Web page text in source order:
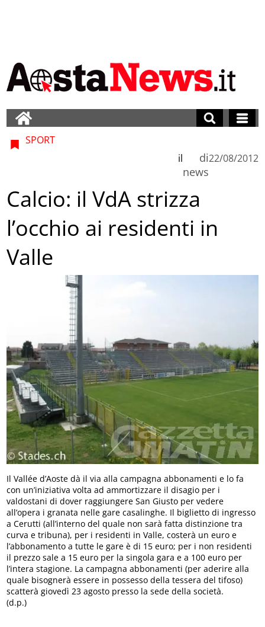
SPORT
di
news
il 22/08/2012
Calcio: il VdA strizza
l’occhio ai residenti in
Valle
Il Vallée d’Aoste dà il via alla campagna abbonamenti e lo fa
con un’iniziativa volta ad ammortizzare il disagio per i
valdostani di dover raggiungere San Giusto per vedere
all’opera i granata nelle gare casalinghe. Il biglietto di ingresso
a Cerutti (all’interno del quale non sarà fatta distinzione tra
curva e tribuna), per i residenti in Valle, costerà un euro e
l’abbonamento a tutte le gare è di 15 euro; per i non residenti
il prezzo sale a 15 euro per la singola gara e a 100 euro per
l’intera stagione. La campagna abbonamenti (per aderire alla
quale bisognerà essere in possesso della tessera del tifoso)
scatterà giovedì 23 agosto presso la sede della società.
(d.p.)